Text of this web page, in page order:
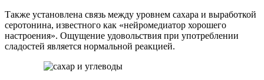
Также установлена связь между уровнем сахара и выработкой
серотонина, известного как «нейромедиатор хорошего
настроения». Ощущение удовольствия при употреблении
сладостей является нормальной реакцией.